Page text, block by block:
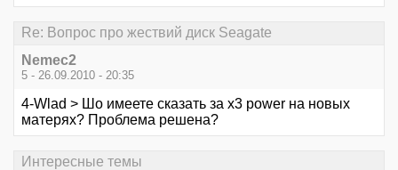
Re: Вопрос про жествий диск Seagate
Nemec2
5 - 26.09.2010 - 20:35
4-Wlad > Шо имеете сказать за х3 power на новых
матерях? Проблема решена?
Интересные темы